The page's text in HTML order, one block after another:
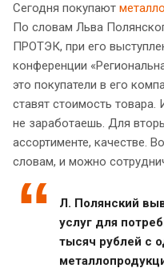
Сегодня покупают
По словам Льва
ПРОТЭК, при его
конференции
это покупатели в его
ставят стоимость товара.
не заработаешь. Для
ассортименте, качестве.
словам, и можно
Л. Полянский
услуг для
тысяч рублей с